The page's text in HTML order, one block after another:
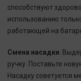
способствуют
использованию
работающей на
Смена насадки:
ручку. Поставьте
Насадку советуется